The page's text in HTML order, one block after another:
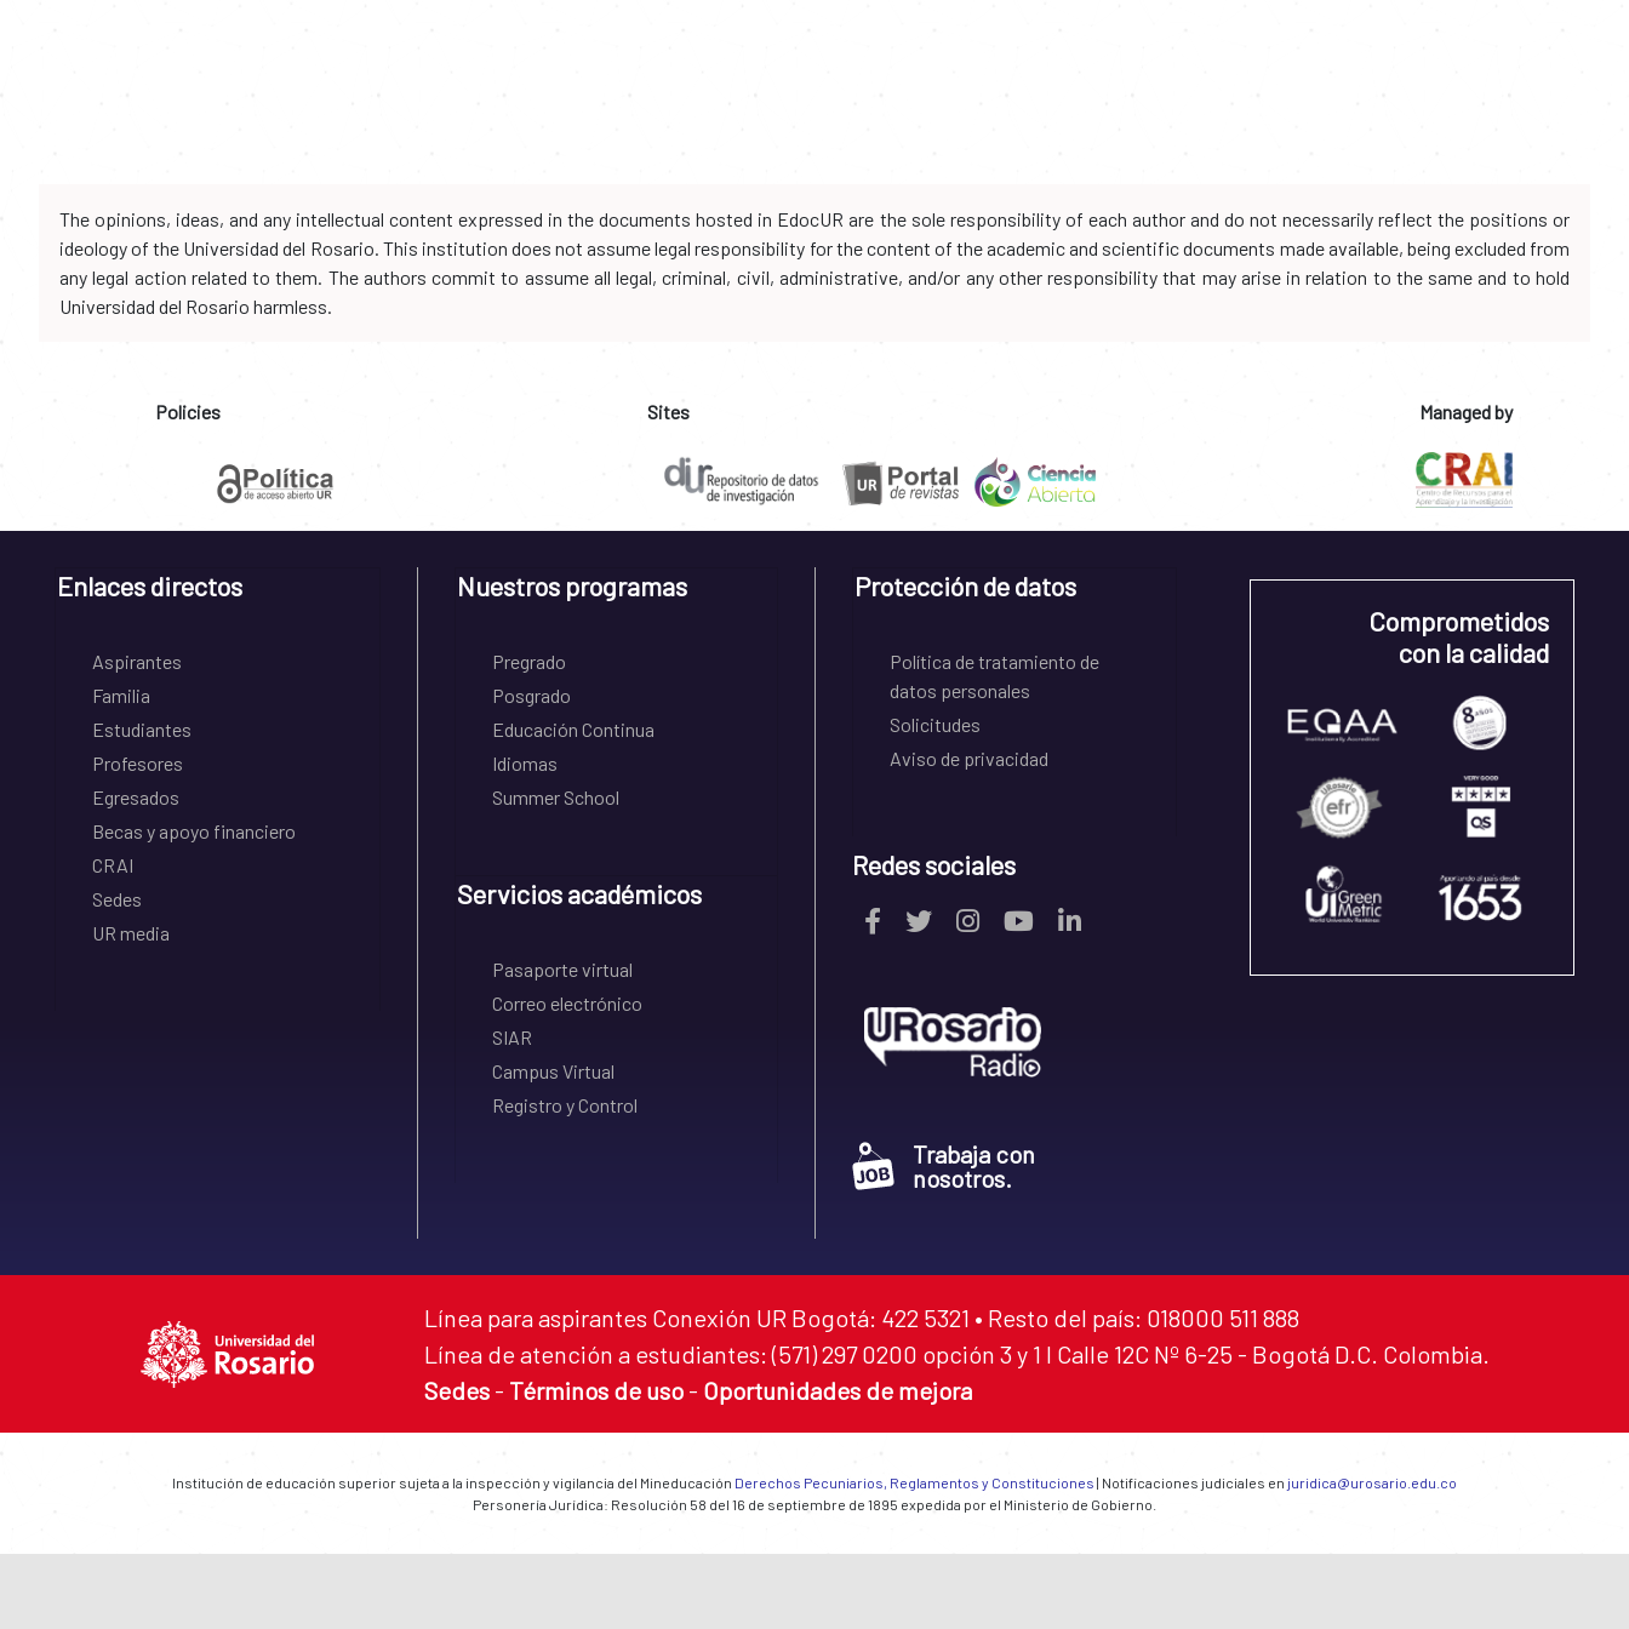
The opinions, ideas, and any intellectual content expressed in the documents hosted in EdocUR are the sole responsibility of each author and do not necessarily reflect the positions or
ideology of the Universidad del Rosario. This institution does not assume legal responsibility for the content of the academic and scientific documents made available, being excluded from
any legal action related to them. The authors commit to assume all legal, criminal, civil, administrative, and/or any other responsibility that may arise in relation to the same and to hold
Universidad del Rosario harmless.
Policies Sites Managed by
Enlaces directos
Aspirantes
Familia
Estudiantes
Profesores
Egresados
Becas y apoyo financiero
CRAI
Sedes
UR media
Nuestros programas
Pregrado
Posgrado
Educación Continua
Idiomas
Summer School
Servicios académicos
Pasaporte virtual
Correo electrónico
SIAR
Campus Virtual
Registro y Control
Protección de datos
Política de tratamiento de
datos personales
Solicitudes
Aviso de privacidad
Redes sociales
Trabaja con
nosotros.
Comprometidos
con la calidad
Línea para aspirantes Conexión UR Bogotá: 422 5321 • Resto del país: 018000 511 888
Línea de atención a estudiantes: (571) 297 0200 opción 3 y 1 I Calle 12C Nº 6-25 - Bogotá D.C. Colombia.
Sedes - Términos de uso - Oportunidades de mejora
Institución de educación superior sujeta a la inspección y vigilancia del Mineducación Derechos Pecuniarios, Reglamentos y Constituciones | Notificaciones judiciales en juridica@urosario.edu.co
Personería Jurídica: Resolución 58 del 16 de septiembre de 1895 expedida por el Ministerio de Gobierno.